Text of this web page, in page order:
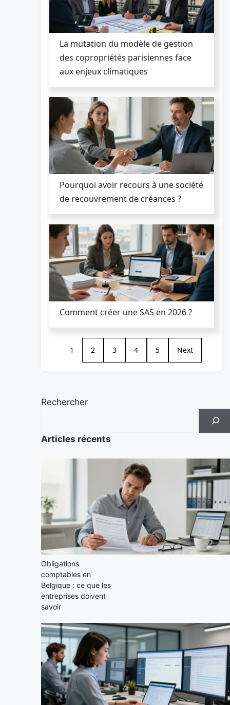
La mutation du modèle de gestion
des copropriétés parisiennes face
aux enjeux climatiques
Pourquoi avoir recours à une société
de recouvrement de créances ?
Comment créer une SAS en 2026 ?
1 2 3 4 5 Next
Rechercher
Articles récents
Obligations
comptables en
Belgique : ce que les
entreprises doivent
savoir